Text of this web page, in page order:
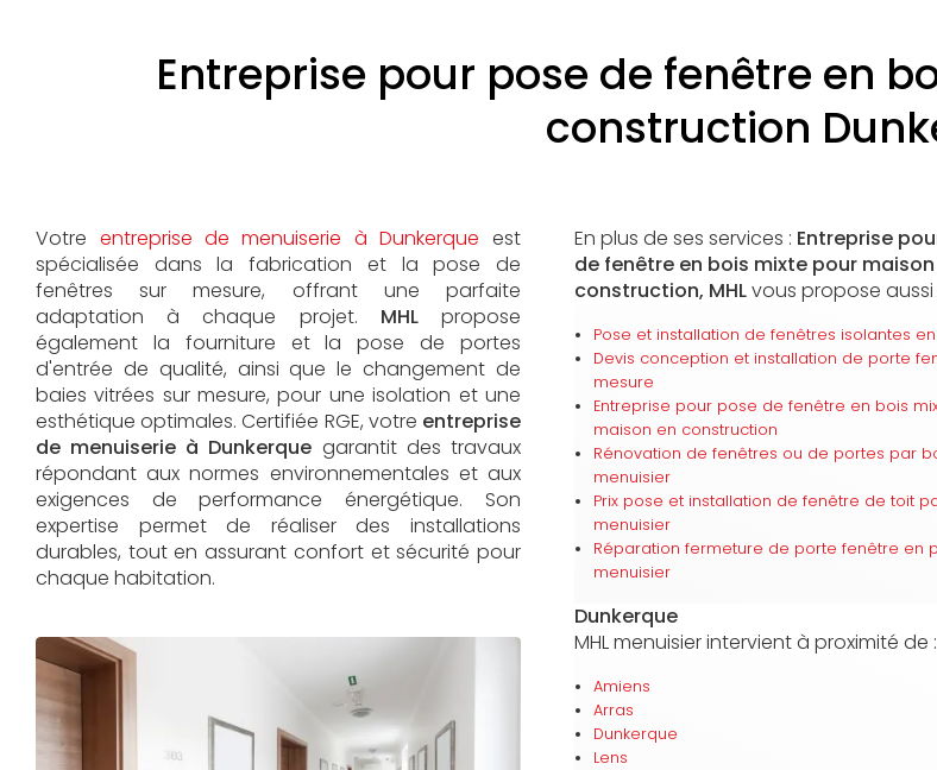
Entreprise pour pose de fenêtre en
construction
Votre entreprise de menuiserie à Dunkerque est
spécialisée dans la fabrication et la pose de
fenêtres sur mesure, offrant une parfaite
adaptation à chaque projet. MHL propose
également la fourniture et la pose de portes
d'entrée de qualité, ainsi que le changement de
baies vitrées sur mesure, pour une isolation et une
esthétique optimales. Certifiée RGE, votre entreprise
de menuiserie à Dunkerque garantit des travaux
répondant aux normes environnementales et aux
exigences de performance énergétique. Son
expertise permet de réaliser des installations
durables, tout en assurant confort et sécurité pour
chaque habitation.
En plus de ses services : Entreprise
de fenêtre en bois mixte pour maison
construction, MHLvous propose aussi
Pose et installation de fenêtres isolantes en
Devis conception et installation de porte
mesure
Entreprise pour pose de fenêtre en bois
maison en construction
Rénovation de fenêtres ou de portes par
menuisier
Prix pose et installation de fenêtre de toit
menuisier
Réparation fermeture de porte fenêtre en
menuisier
Dunkerque
MHL menuisier intervient à proximité de :
Amiens
Arras
Dunkerque
Lens